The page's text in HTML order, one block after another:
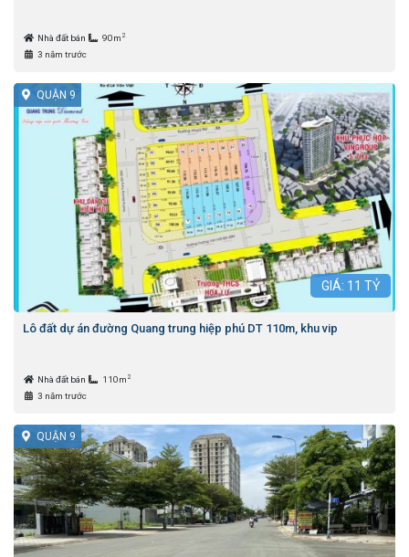
Nhà đất bán 90m 2
3 năm trước
QUẬN 9
GIÁ: 11 TỶ
Lô đất dự án đường Quang trung hiệp phú DT 110m, khu vip
Nhà đất bán 110m 2
3 năm trước
QUẬN 9